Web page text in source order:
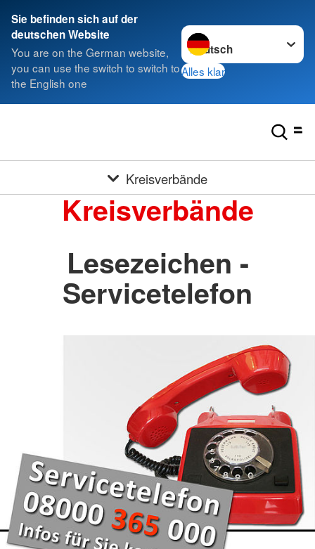
Sie befinden sich auf der
deutschen Website
You are on the German website,
you can use the switch to switch to
the English one
Sprache wechseln zu
Alles klar
Kreisverbände
Kreisverbände
Lesezeichen -
Servicetelefon